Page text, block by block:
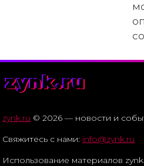
zynk.ru
zynk.ru © 2026 — новости и
Свяжитесь с нами: info@zynk.ru
Использование материалов